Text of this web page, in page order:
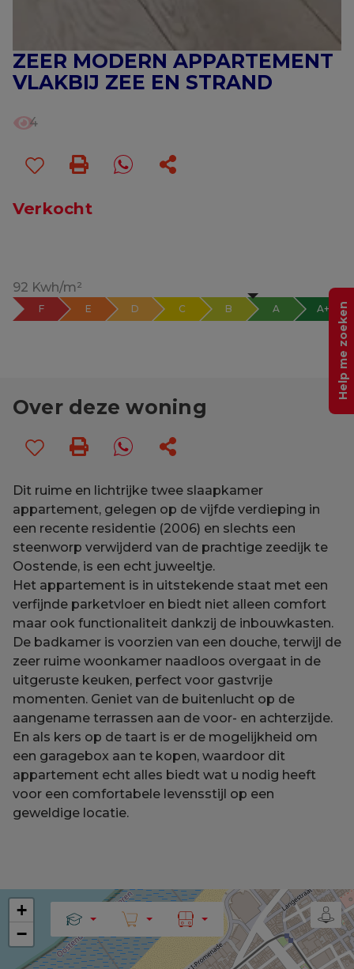
ZEER MODERN APPARTEMENT
VLAKBIJ ZEE EN STRAND
4
Verkocht
92 Kwh/m²
F E D C B A A+
Over deze woning
Dit ruime en lichtrijke twee slaapkamer
appartement, gelegen op de vijfde verdieping in
een recente residentie (2006) en slechts een
steenworp verwijderd van de prachtige zeedijk te
Oostende, is een echt juweeltje.
Het appartement is in uitstekende staat met een
verfijnde parketvloer en biedt niet alleen comfort
maar ook functionaliteit dankzij de inbouwkasten.
De badkamer is voorzien van een douche, terwijl de
zeer ruime woonkamer naadloos overgaat in de
uitgeruste keuken, perfect voor gastvrije
momenten. Geniet van de buitenlucht op de
aangename terrassen aan de voor- en achterzijde.
En als kers op de taart is er de mogelijkheid om
een garagebox aan te kopen, waardoor dit
appartement echt alles biedt wat u nodig heeft
voor een comfortabele levensstijl op een
geweldige locatie.
+
−
Help me zoeken